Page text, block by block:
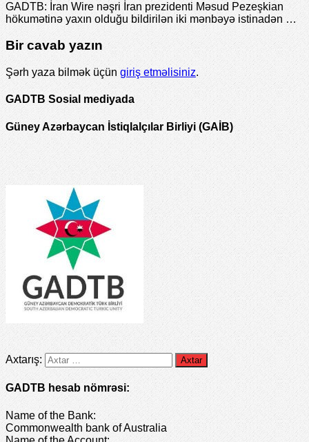
GADTB: İran Wire nəşri İran prezidenti Məsud Pezeşkian
hökumətinə yaxın olduğu bildirilən iki mənbəyə istinadən …
Bir cavab yazın
Şərh yaza bilmək üçün giriş etməlisiniz.
GADTB Sosial mediyada
Güney Azərbaycan İstiqlalçılar Birliyi (GAİB)
Axtarış:
GADTB hesab nömrəsi:
Name of the Bank:
Commonwealth bank of Australia